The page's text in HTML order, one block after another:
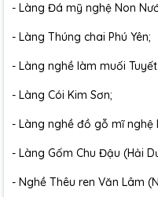
- Làng Đá mỹ nghệ Non
- Làng Thúng chai Phú Yên;
- Làng nghề làm muối
- Làng Cói Kim Sơn;
- Làng nghề đồ gỗ mĩ nghệ
- Làng Gốm Chu Đậu (Hải
- Nghề Thêu ren Văn Lâm